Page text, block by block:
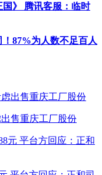
》 腾讯客服：临时
87%为人数不足百人
售重庆工厂股份